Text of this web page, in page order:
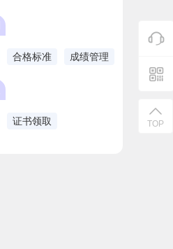
合格标准 成绩管理
证书领取 TOP